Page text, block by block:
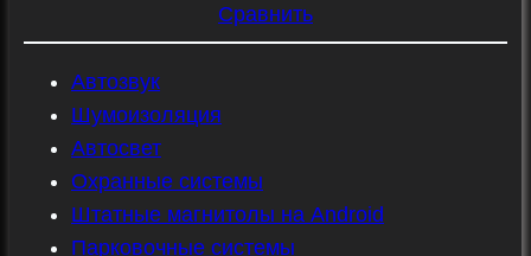
Сравнить
Автозвук
Шумоизоляция
Автосвет
Охранные системы
Штатные магнитолы на Android
Парковочные системы